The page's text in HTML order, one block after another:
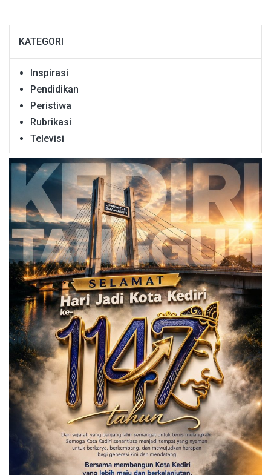
KATEGORI
Inspirasi
Pendidikan
Peristiwa
Rubrikasi
Televisi